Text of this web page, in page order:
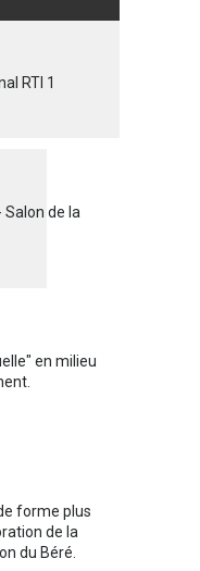
RTI 1
Salon de la
en milieu
forme plus
de la
du Béré.